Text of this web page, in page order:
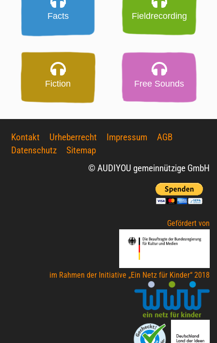
Facts Fieldrecording
Fiction Free Sounds
Kontakt Urheberrecht Impressum
AGB
Datenschutz
Sitemap
© AUDIYOU gemeinnützige GmbH
Gefördert von
im Rahmen der Initiative „Ein Netz für Kinder“ 2018